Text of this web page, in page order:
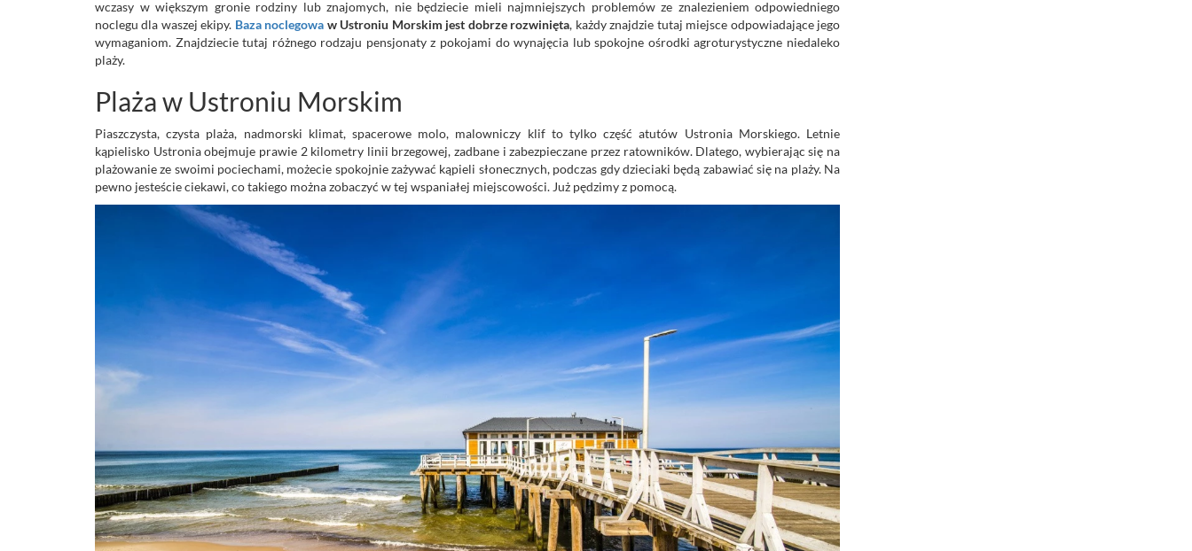
wczasy w większym gronie rodziny lub znajomych, nie będziecie mieli najmniejszych problemów ze znalezieniem odpowiedniego
noclegu dla waszej ekipy. Baza noclegowa w Ustroniu Morskim jest dobrze rozwinięta, każdy znajdzie tutaj miejsce odpowiadające jego
wymaganiom. Znajdziecie tutaj różnego rodzaju pensjonaty z pokojami do wynajęcia lub spokojne ośrodki agroturystyczne niedaleko
plaży.
Plaża w Ustroniu Morskim
Piaszczysta, czysta plaża, nadmorski klimat, spacerowe molo, malowniczy klif to tylko część atutów Ustronia Morskiego. Letnie
kąpielisko Ustronia obejmuje prawie 2 kilometry linii brzegowej, zadbane i zabezpieczane przez ratowników. Dlatego, wybierając się na
plażowanie ze swoimi pociechami, możecie spokojnie zażywać kąpieli słonecznych, podczas gdy dzieciaki będą zabawiać się na plaży. Na
pewno jesteście ciekawi, co takiego można zobaczyć w tej wspaniałej miejscowości. Już pędzimy z pomocą.